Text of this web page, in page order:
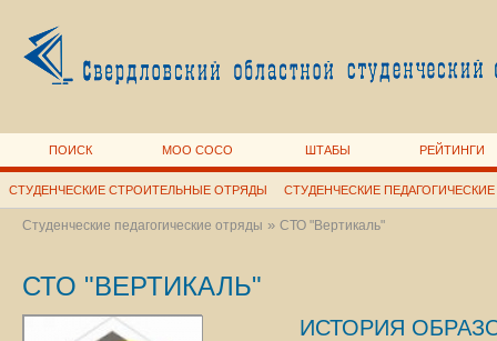
ПОИСК МОО СОСО ШТАБЫ РЕЙТИНГИ
СТУДЕНЧЕСКИЕ СТРОИТЕЛЬНЫЕ ОТРЯДЫ СТУДЕНЧЕСКИЕ
Студенческие педагогические отряды » СТО "Вертикаль"
СТО "ВЕРТИКАЛЬ"
ИСТОРИЯ